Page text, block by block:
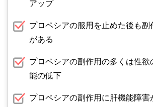
アップ
プロペシアの服用を止めた後も副
がある
プロペシアの副作用の多くは性欲
能の低下
プロペシアの副作用に肝機能障害